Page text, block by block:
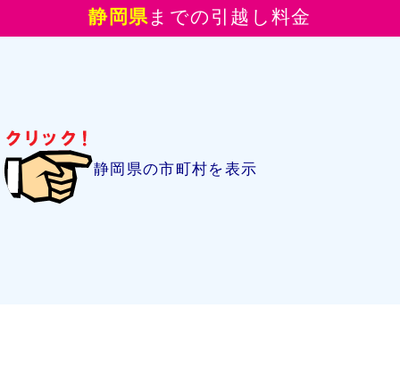
静岡県までの引越し料金
静岡県の市町村を表示